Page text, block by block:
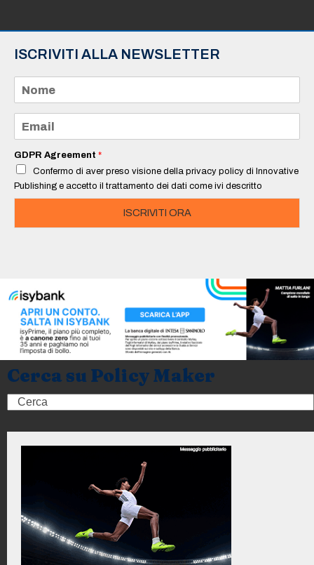
ISCRIVITI ALLA NEWSLETTER
m
e
a
i
*
GDPR Agreement *
Confermo di aver preso visione della privacy policy di Innovative
Publishing e accetto il trattamento dei dati come ivi descritto
ISCRIVITI ORA
Cerca su Policy Maker
Search